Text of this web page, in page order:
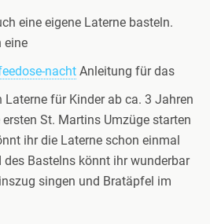
eine eigene Laterne basteln.
eine
Anleitung für das
Laterne für Kinder ab ca. 3 Jahren
St. Martins Umzüge starten
ihr die Laterne schon einmal
des Bastelns könnt ihr wunderbar
singen und Bratäpfel im